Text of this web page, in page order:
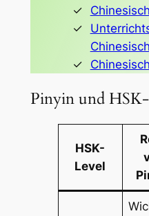
Chinesisch
Pinyin und
HSK-
Level